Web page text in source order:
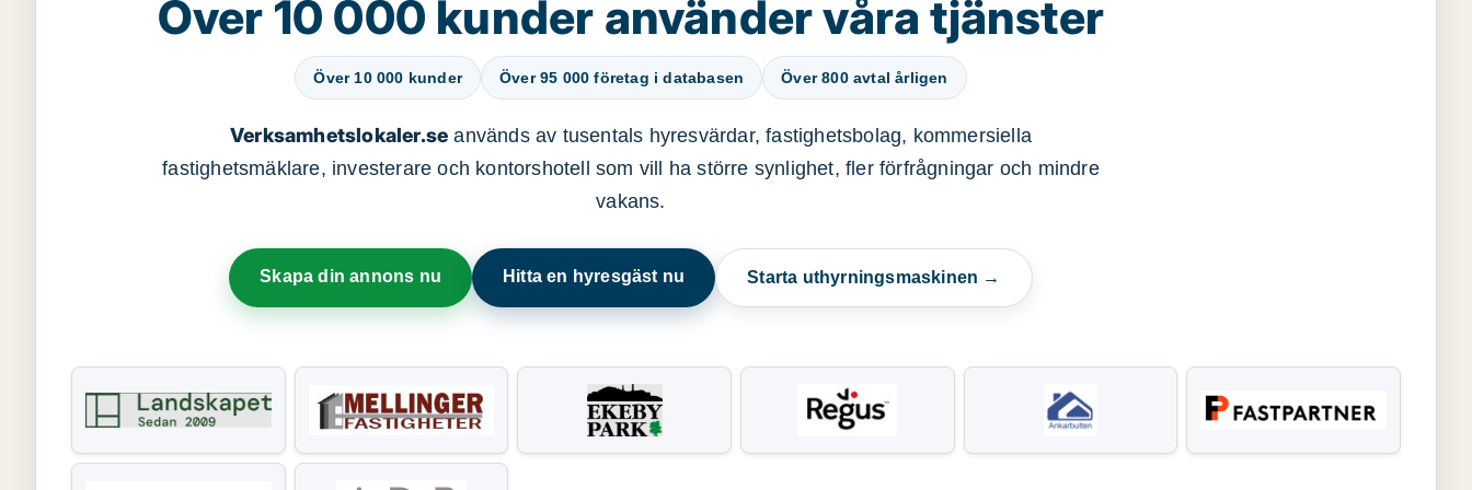
Över 10 000 kunder använder våra tjänster
Över 10 000 kunder Över 95 000 företag i databasen Över 800 avtal årligen
Verksamhetslokaler.se används av tusentals hyresvärdar, fastighetsbolag, kommersiella
fastighetsmäklare, investerare och kontorshotell som vill ha större synlighet, fler förfrågningar och mindre
vakans.
Skapa din annons nu Hitta en hyresgäst nu Starta uthyrningsmaskinen →